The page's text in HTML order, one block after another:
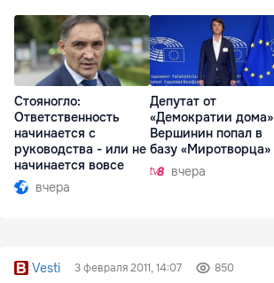
Стояногло:
Ответственность
начинается с
руководства - или не
начинается вовсе
вчера
Депутат от
«Демократии дома»
Вершинин попал в
базу «Миротворца»
вчера
Vesti 3 февраля 2011, 14:07 850